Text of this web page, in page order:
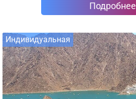
Подробнее
Индивидуальная